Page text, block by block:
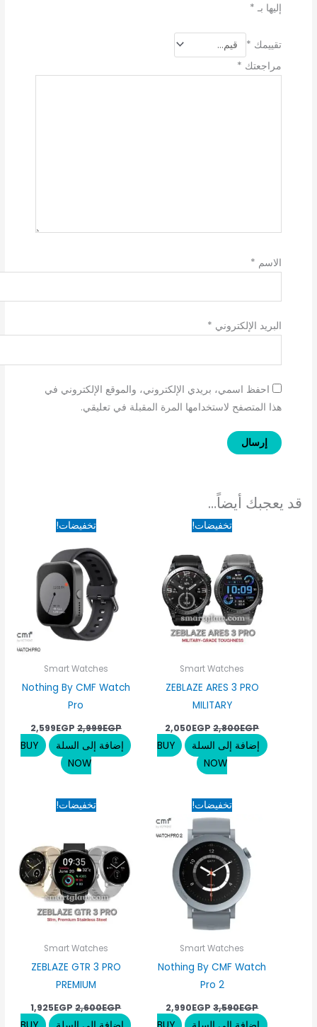
إليها بـ *
تقييمك *
مراجعتك *
الاسم *
البريد الإلكتروني *
احفظ اسمي، بريدي الإلكتروني، والموقع الإلكتروني في
هذا المتصفح لاستخدامها المرة المقبلة في تعليقي.
قد يعجبك أيضاً…
تخفيضات!
Smart Watches
ZEBLAZE ARES 3 PRO
MILITARY
2,800EGP
السعر
الأصلي
2,800EGP.
2,050EGP
إضافة إلى السلة
BUY
NOW
تخفيضات!
Smart Watches
Nothing By CMF Watch
Pro
2,999EGP
السعر
الأصلي
2,999EGP.
2,599EGP
إضافة إلى السلة
BUY
NOW
تخفيضات!
Smart Watches
Nothing By CMF Watch
Pro 2
3,590EGP
السعر
الأصلي
هو:
3,590EGP.
2,990EGP
هو:
2,990EGP.
تخفيضات!
Smart Watches
ZEBLAZE GTR 3 PRO
PREMIUM
2,600EGP
السعر
الأصلي
1,925EGP